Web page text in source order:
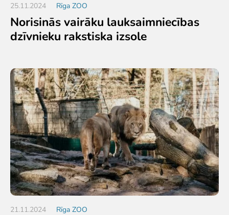
25.11.2024 Rīga ZOO
Norisinās vairāku lauksaimniecības
dzīvnieku rakstiska izsole
21.11.2024 Rīga ZOO